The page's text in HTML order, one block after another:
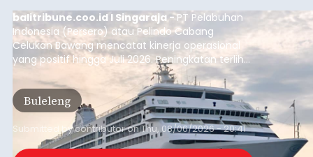
balitribune.coo.id I Singaraja -PT Pelabuhan
Indonesia (Persero) atau Pelindo Cabang
Celukan Bawang mencatat kinerja operasional
yang positif hingga Juli 2026. Peningkatan terlihat
dari arus kapal yang mencapai 1,48 juta Gross
Tonnage (GT), atau tumbuh 12,4 persen
dibandingkan periode yang sama tahun lalu
yang tercatat sebesar 1,32 juta GT.
Buleleng
Submitted bycontributoronThu, 08/06/2026 - 20:41